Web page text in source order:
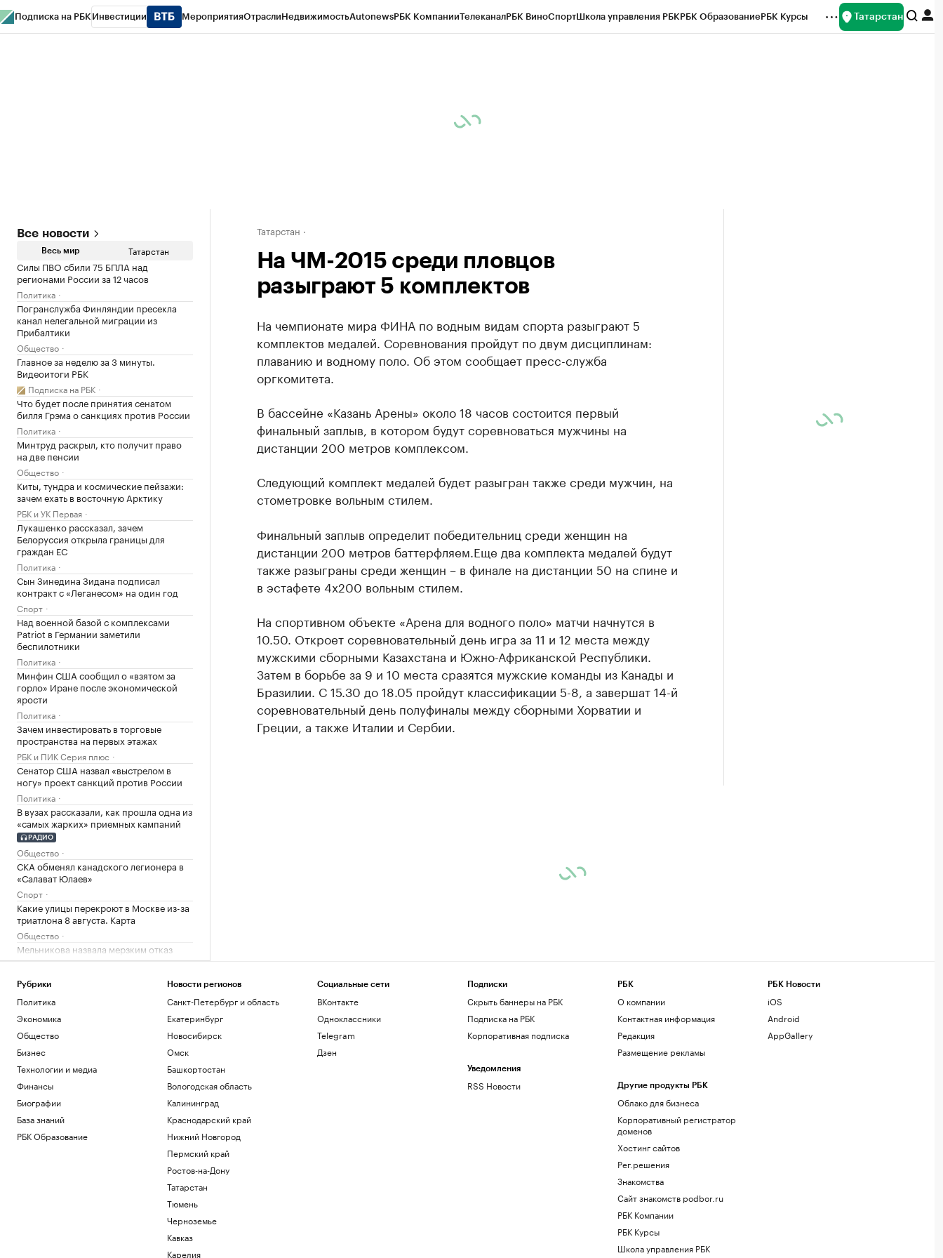
Подписка на РБК Инвестиции МероприятияОтраслиНедвижимостьAutonewsРБК КомпанииТелеканалРБК ВиноСпортШкола управления РБКРБК ОбразованиеРБК Курсы Татарстан
Все новости
Весь мир Татарстан
Силы ПВО сбили 75 БПЛА над
регионами России за 12 часов
Политика
Погранслужба Финляндии пресекла
канал нелегальной миграции из
Прибалтики
Общество
Главное за неделю за 3 минуты.
Видеоитоги РБК
Подписка на РБК
Что будет после принятия сенатом
билля Грэма о санкциях против России
Политика
Минтруд раскрыл, кто получит право
на две пенсии
Общество
Киты, тундра и космические пейзажи:
зачем ехать в восточную Арктику
РБК и УК Первая
Лукашенко рассказал, зачем
Белоруссия открыла границы для
граждан ЕС
Политика
Сын Зинедина Зидана подписал
контракт с «Леганесом» на один год
Спорт
Над военной базой с комплексами
Patriot в Германии заметили
беспилотники
Политика
Минфин США сообщил о «взятом за
горло» Иране после экономической
ярости
Политика
Зачем инвестировать в торговые
пространства на первых этажах
РБК и ПИК Серия плюс
Сенатор США назвал «выстрелом в
ногу» проект санкций против России
Политика
В вузах рассказали, как прошла одна из
«самых жарких» приемных кампаний
РАДИО
Общество
СКА обменял канадского легионера в
«Салават Юлаев»
Спорт
Какие улицы перекроют в Москве из-за
триатлона 8 августа. Карта
Общество
Мельникова назвала мерзким отказ
Хорватии в выдаче виз россиянам
Сенат США одобрил «адские» санкции
против России
Политика
Водитель автобуса сбил ногой дрон со
взрывчаткой в аэропорту Лейпцига
Политика
В Аргентине массажист рассказал о
последних днях Диего Марадоны
Спорт
Литовец на автомобиле протаранил
заграждения, пытаясь попасть в
Россию
Татарстан
На ЧМ-2015 среди пловцов
разыграют 5 комплектов
На чемпионате мира ФИНА по водным видам спорта разыграют 5
комплектов медалей. Соревнования пройдут по двум дисциплинам:
плаванию и водному поло. Об этом сообщает пресс-служба
оргкомитета.
В бассейне «Казань Арены» около 18 часов состоится первый
финальный заплыв, в котором будут соревноваться мужчины на
дистанции 200 метров комплексом.
Следующий комплект медалей будет разыгран также среди мужчин, на
стометровке вольным стилем.
Финальный заплыв определит победительниц среди женщин на
дистанции 200 метров баттерфляем. Еще два комплекта медалей будут
также разыграны среди женщин – в финале на дистанции 50 на спине и
в эстафете 4х200 вольным стилем.
На спортивном объекте «Арена для водного поло» матчи начнутся в
10.50. Откроет соревновательный день игра за 11 и 12 места между
мужскими сборными Казахстана и Южно-Африканской Республики.
Затем в борьбе за 9 и 10 места сразятся мужские команды из Канады и
Бразилии. С 15.30 до 18.05 пройдут классификации 5-8, а завершат 14-й
соревновательный день полуфиналы между сборными Хорватии и
Греции, а также Италии и Сербии.
Рубрики
Политика
Экономика
Общество
Бизнес
Технологии и медиа
Финансы
Биографии
База знаний
РБК Образование
Новости регионов
Санкт-Петербург и область
Екатеринбург
Новосибирск
Омск
Башкортостан
Вологодская область
Калининград
Краснодарский край
Нижний Новгород
Пермский край
Ростов-на-Дону
Татарстан
Тюмень
Черноземье
Кавказ
Карелия
Социальные сети
ВКонтакте
Одноклассники
Telegram
Дзен
Подписки
Скрыть баннеры на РБК
Подписка на РБК
Корпоративная подписка
Уведомления
RSS Новости
РБК
О компании
Контактная информация
Редакция
Размещение рекламы
Другие продукты РБК
Облако для бизнеса
Корпоративный регистратор
доменов
Хостинг сайтов
Рег.решения
Знакомства
Сайт знакомств podbor.ru
РБК Компании
РБК Курсы
Школа управления РБК
РБК Новости
iOS
Android
AppGallery